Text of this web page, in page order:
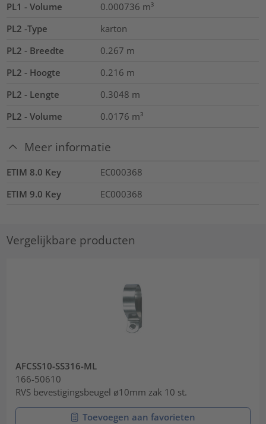
PL1 - Volume
0.000736 m³
PL2 -Type
karton
PL2 - Breedte
0.267 m
PL2 - Hoogte
0.216 m
PL2 - Lengte
0.3048 m
PL2 - Volume
0.0176 m³
Meer informatie
ETIM 8.0 Key
EC000368
ETIM 9.0 Key
EC000368
Vergelijkbare producten
AFCSS10-SS316-ML
166-50610
RVS bevestigingsbeugel ø10mm zak 10 st.
Toevoegen aan favorieten